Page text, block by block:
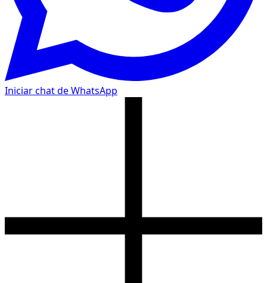
Iniciar chat de WhatsApp